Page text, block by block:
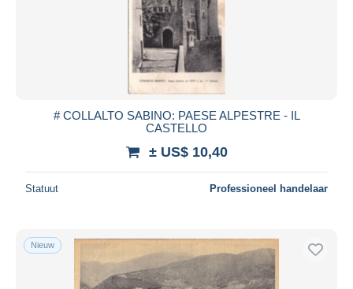
# COLLALTO SABINO: PAESE ALPESTRE - IL
CASTELLO
± US$ 10,40
Statuut Professioneel handelaar
Nieuw